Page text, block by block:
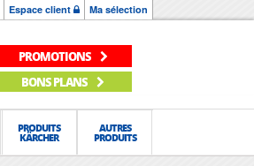
Espace client Ma sélection
PROMOTIONS
BONS PLANS
PRODUITS
KÄRCHER
AUTRES
PRODUITS